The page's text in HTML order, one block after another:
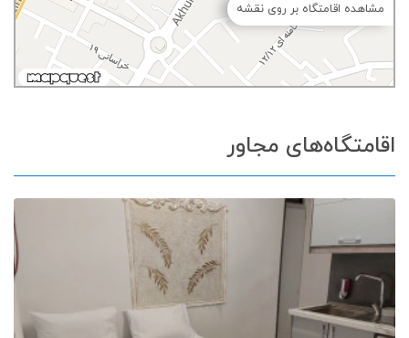
مشاهده اقامتگاه بر روی نقشه
اقامتگاه‌های مجاور